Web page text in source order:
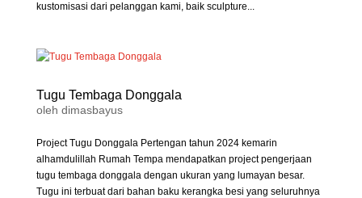
kustomisasi dari pelanggan kami, baik sculpture...
Tugu Tembaga Donggala
oleh dimasbayus
Project Tugu Donggala Pertengan tahun 2024 kemarin
alhamdulillah Rumah Tempa mendapatkan project pengerjaan
tugu tembaga donggala dengan ukuran yang lumayan besar.
Tugu ini terbuat dari bahan baku kerangka besi yang seluruhnya